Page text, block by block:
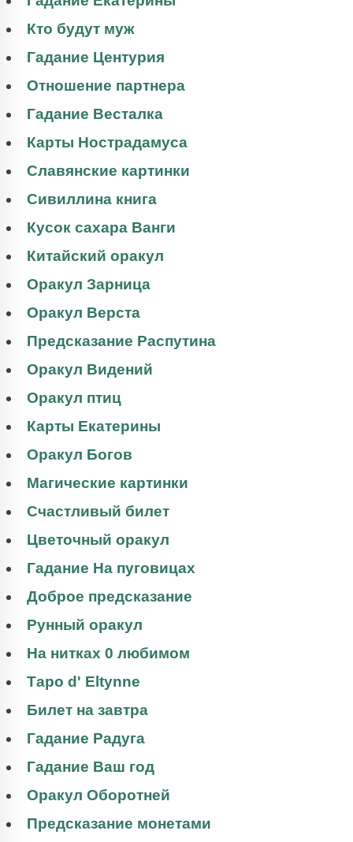
Кто будут муж
Гадание Центурия
Отношение партнера
Гадание Весталка
Карты Нострадамуса
Славянские картинки
Сивиллина книга
Кусок сахара Ванги
Китайский оракул
Оракул Зарница
Оракул Верста
Предсказание Распутина
Оракул Видений
Оракул птиц
Карты Екатерины
Оракул Богов
Магические картинки
Счастливый билет
Цветочный оракул
Гадание На пуговицах
Доброе предсказание
Рунный оракул
На нитках 0 любимом
Таро d' Eltynne
Билет на завтра
Гадание Радуга
Гадание Ваш год
Оракул Оборотней
Предсказание монетами